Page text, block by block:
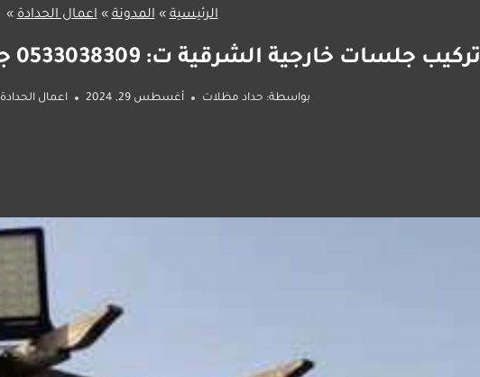
الرئيسية»المدونة»اعمال الحدادة»
تركيب جلسات خارجية الشرقية ت: 0533038309 جلسات خارجية جاهزة الخبر
بواسطة: حداد مظلات أغسطس 29, 2024 اعمال الحدادة